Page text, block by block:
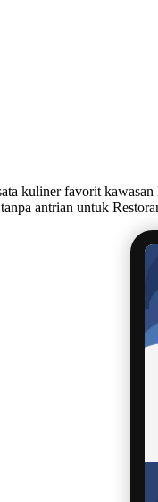
kuliner favorit
antrian untuk